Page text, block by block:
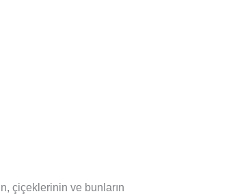
çiçeklerinin ve bunların